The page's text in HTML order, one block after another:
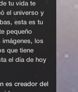
tu vida te
el universo y
esta es tu
pequeño
imágenes, los
que tiene
el día de hoy
es creador del